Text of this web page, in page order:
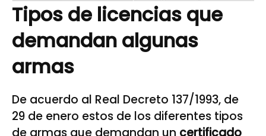
Tipos de licencias que
demandan algunas
armas
De acuerdo al Real Decreto 137/1993, de
29 de enero estos de los diferentes tipos
de armas que demandan un certificado